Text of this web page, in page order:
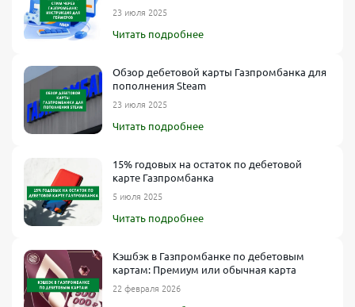
23 июля 2025
Читать подробнее
Обзор дебетовой карты Газпромбанка для
пополнения Steam
23 июля 2025
Читать подробнее
15% годовых на остаток по дебетовой
карте Газпромбанка
5 июля 2025
Читать подробнее
Кэшбэк в Газпромбанке по дебетовым
картам: Премиум или обычная карта
22 февраля 2026